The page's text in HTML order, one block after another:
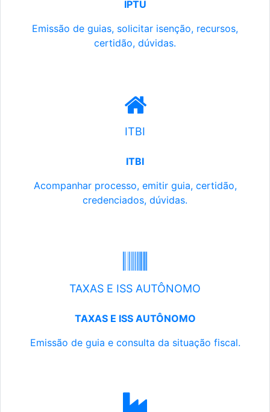
IPTU
Emissão de guias, solicitar isenção, recursos,
certidão, dúvidas.
ITBI
ITBI
Acompanhar processo, emitir guia, certidão,
credenciados, dúvidas.
TAXAS E ISS AUTÔNOMO
TAXAS E ISS AUTÔNOMO
Emissão de guia e consulta da situação fiscal.